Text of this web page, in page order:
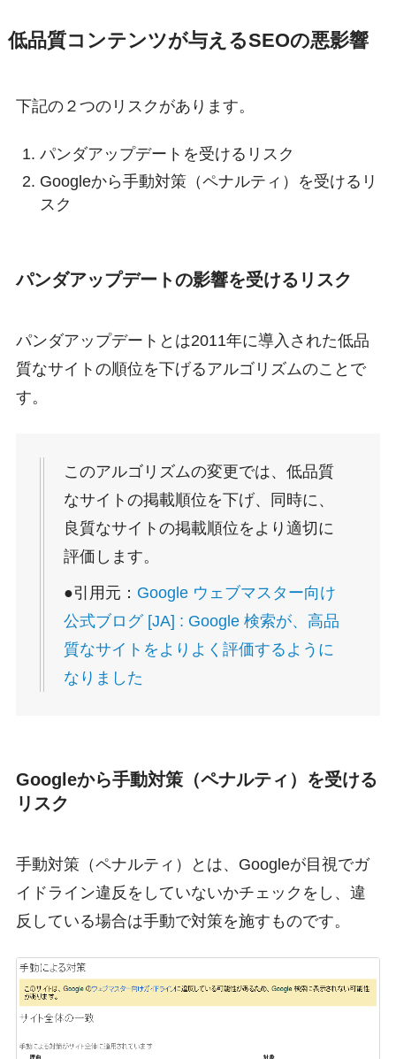
低品質コンテンツが与えるSEOの悪影響
下記の２つのリスクがあります。
パンダアップデートを受けるリスク
Googleから手動対策（ペナルティ）を受けるリ
スク
パンダアップデートの影響を受けるリスク
パンダアップデートとは2011年に導入された低品
質なサイトの順位を下げるアルゴリズムのことで
す。
このアルゴリズムの変更では、低品質
なサイトの掲載順位を下げ、同時に、
良質なサイトの掲載順位をより適切に
評価します。
●引用元： Google ウェブマスター向け
公式ブログ [JA] : Google 検索が、高品
質なサイトをよりよく評価するように
なりました
Googleから手動対策（ペナルティ）を受ける
リスク
手動対策（ペナルティ）とは、Googleが目視でガ
イドライン違反をしていないかチェックをし、違
反している場合は手動で対策を施すものです。